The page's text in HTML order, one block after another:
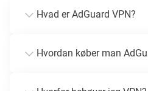
Hvad er AdGuard VPN?
Hvordan køber man